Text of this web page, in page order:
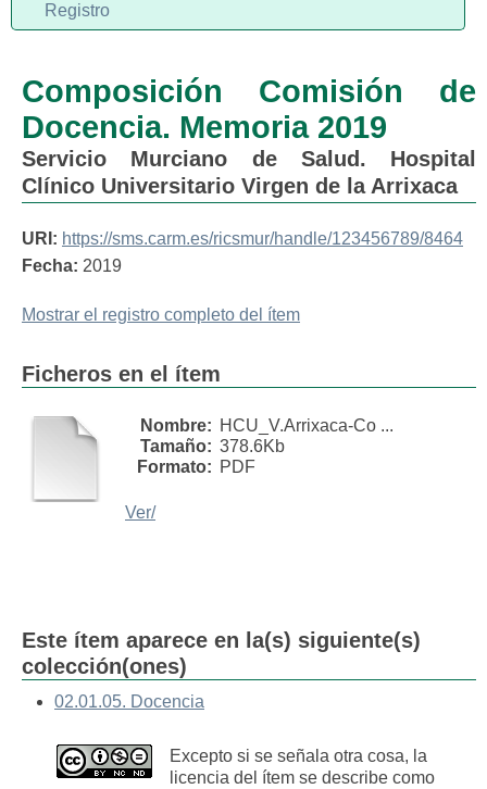
Composición Comisión de
Docencia. Memoria 2019
Servicio Murciano de Salud. Hospital
Clínico Universitario Virgen de la Arrixaca
URI: https://sms.carm.es/ricsmur/handle/123456789/8464
Fecha: 2019
Mostrar el registro completo del ítem
Ficheros en el ítem
Nombre: HCU_V.Arrixaca-Co ...
Tamaño: 378.6Kb
Formato: PDF
Ver/
Este ítem aparece en la(s) siguiente(s)
colección(ones)
02.01.05. Docencia
Excepto si se señala otra cosa, la
licencia del ítem se describe como
Registro